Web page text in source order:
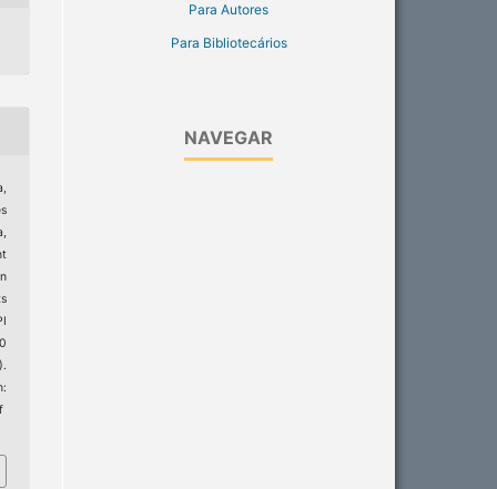
Para Autores
Para Bibliotecários
NAVEGAR